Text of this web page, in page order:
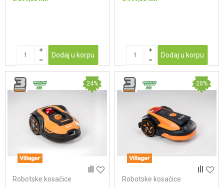
Dodaj u korpu Dodaj u korpu
24%
Robotske kosačice
20%
Robotske kosačice